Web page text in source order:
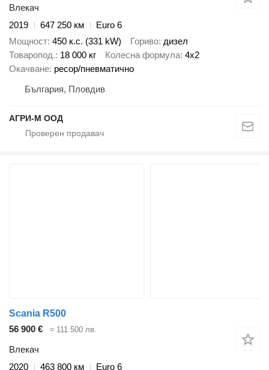
Влекач
2019
647 250 км
Euro 6
Мощност 450 к.с. (331 kW) Гориво дизел
Товаропод. 18 000 кг Колесна формула 4x2
Окачване ресор/пневматично
България, Пловдив
АГРИ-М ООД
Scania R500
56 900 €
≈ 111 500 лв.
Влекач
2020
463 800 км Euro 6